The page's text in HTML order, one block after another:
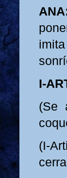
I-
(Se
(I-